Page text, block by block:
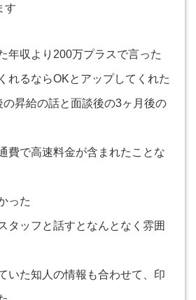
す
年収より200万プラスで言った
れるならOKとアップしてくれた
昇給の話と面談後の3ヶ月後の
費で高速料金が含まれたことな
った
タッフと話すとなんとなく雰囲
いた知人の情報も合わせて、印